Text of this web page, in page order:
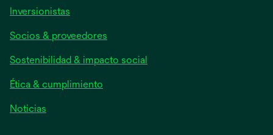
Inversionistas
en
una
pestaña
nueva
Socios & proveedores
Sostenibilidad & impacto social
Ética & cumplimiento
Noticias